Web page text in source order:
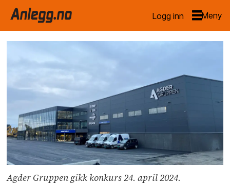
Logg inn
Agder Gruppen gikk konkurs 24. april 2024.